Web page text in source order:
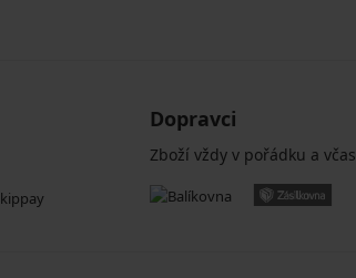
Dopravci
Zboží vždy v pořádku a včas